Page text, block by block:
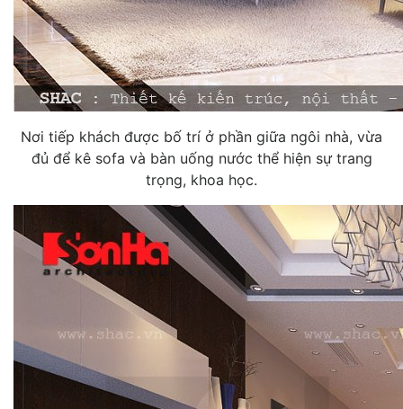
Nơi tiếp khách được bố trí ở phần giữa ngôi nhà, vừa
đủ để kê sofa và bàn uống nước thể hiện sự trang
trọng, khoa học.